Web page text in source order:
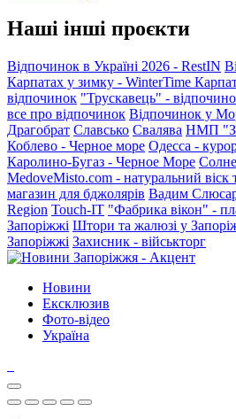
Наші інші проєкти
Відпочинок в Україні 2026 - RestIN
Карпатах у зимку - WinterTime
відпочинок "Трускавець" -
все про відпочинок Відпочинок у
Драгобрат Славсько Свалява НМП
Коблево - Черное море Одесса -
Каролино-Бугаз - Черное Море
MedoveMisto.com - натуральний віск
магазин для бджолярів Вадим
Region Touch-IT "Фабрика вікон" -
Запоріжжі Штори та жалюзі у
Запоріжжі Захисник - військторг
Новини
Ексклюзив
Фото-відео
Україна